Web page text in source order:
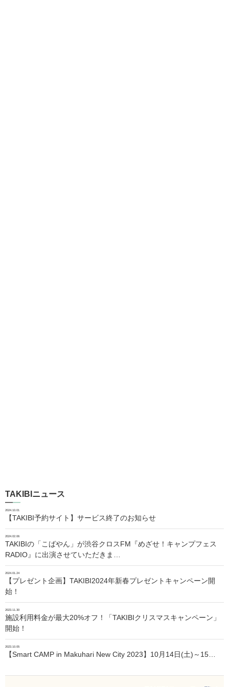
TAKIBIニュース
2024.10.01
【TAKIBI予約サイト】サービス終了のお知らせ
2024.02.06
TAKIBIの「こばやん」が渋谷クロスFM『めざせ！キャンプフェス
RADIO』に出演させていただきま…
2024.01.24
【プレゼント企画】TAKIBI2024年新春プレゼントキャンペーン開
始！
2023.11.30
施設利用料金が最大20%オフ！「TAKIBIクリスマスキャンペーン」
開始！
2023.10.05
【Smart CAMP in Makuhari New City 2023】10月14日(土)～15…